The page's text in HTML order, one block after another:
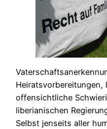
Heiratsvorbereitungen,
offensichtliche
liberianischen
Selbst jenseits aller